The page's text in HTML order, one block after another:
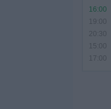
16:00
19:00
20:30
15:00
17:00